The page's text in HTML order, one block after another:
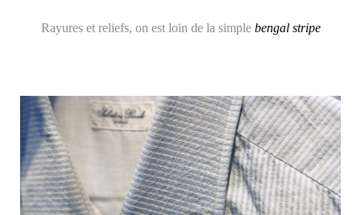
Rayures et reliefs, on est loin de la simple bengal stripe